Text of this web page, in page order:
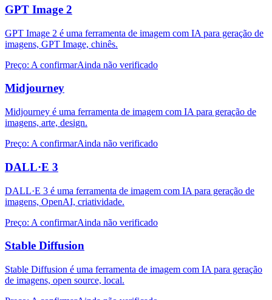
GPT Image 2
GPT Image 2 é uma ferramenta de imagem com IA para geração de
imagens, GPT Image, chinês.
Preço: A confirmarAinda não verificado
Midjourney
Midjourney é uma ferramenta de imagem com IA para geração de
imagens, arte, design.
Preço: A confirmarAinda não verificado
DALL·E 3
DALL·E 3 é uma ferramenta de imagem com IA para geração de
imagens, OpenAI, criatividade.
Preço: A confirmarAinda não verificado
Stable Diffusion
Stable Diffusion é uma ferramenta de imagem com IA para geração
de imagens, open source, local.